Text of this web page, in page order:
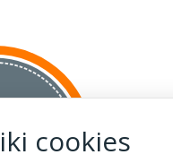
UE
cookies